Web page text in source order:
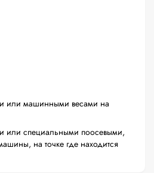
или машинными весами на
или специальными поосевыми,
на точке где находится